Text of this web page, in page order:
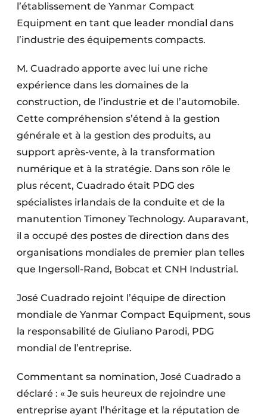
Protection solaire
Rénovation
Sécurité incendie
Software
Techniques ferroviaires
Travaux ferroviaires
l’établissement de Yanmar Compact
Equipment en tant que leader mondial dans
l’industrie des équipements compacts.
M. Cuadrado apporte avec lui une riche
expérience dans les domaines de la
construction, de l’industrie et de l’automobile.
Cette compréhension s’étend à la gestion
générale et à la gestion des produits, au
support après-vente, à la transformation
numérique et à la stratégie. Dans son rôle le
plus récent, Cuadrado était PDG des
spécialistes irlandais de la conduite et de la
manutention Timoney Technology. Auparavant,
il a occupé des postes de direction dans des
organisations mondiales de premier plan telles
que Ingersoll-Rand, Bobcat et CNH Industrial.
José Cuadrado rejoint l’équipe de direction
mondiale de Yanmar Compact Equipment, sous
la responsabilité de Giuliano Parodi, PDG
mondial de l’entreprise.
Commentant sa nomination, José Cuadrado a
déclaré : « Je suis heureux de rejoindre une
entreprise ayant l’héritage et la réputation de